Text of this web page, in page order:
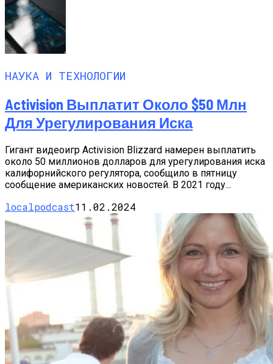
НАУКА И ТЕХНОЛОГИИ
Activision Выплатит Около $50 Млн
Для Урегулирования Иска
Гигант видеоигр Activision Blizzard намерен выплатить
около 50 миллионов долларов для урегулирования иска
калифорнийского регулятора, сообщило в пятницу
сообщение американских новостей. В 2021 году...
localpodcast11.02.2024